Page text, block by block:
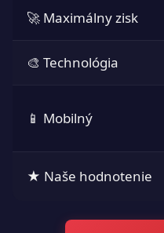
🚀 Maximálny zisk
🎨 Technológia
📱 Mobilný
★ Naše hodnotenie